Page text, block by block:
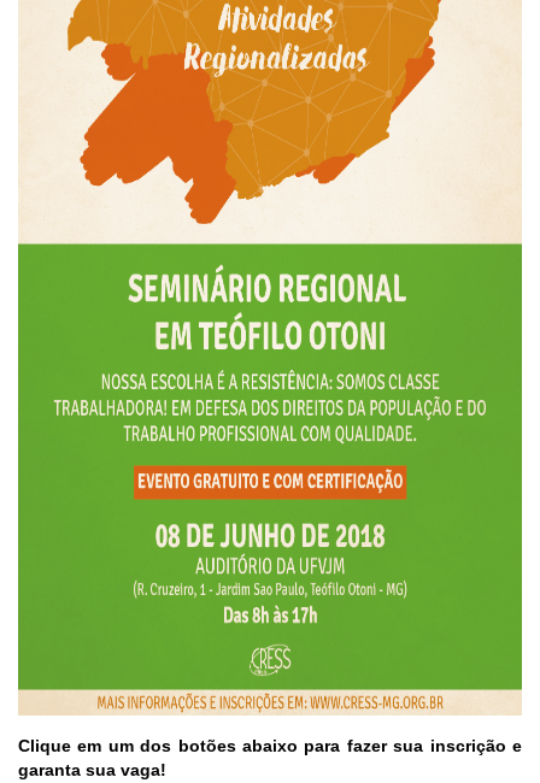
Clique em um dos botões abaixo para fazer sua inscrição e
garanta sua vaga!